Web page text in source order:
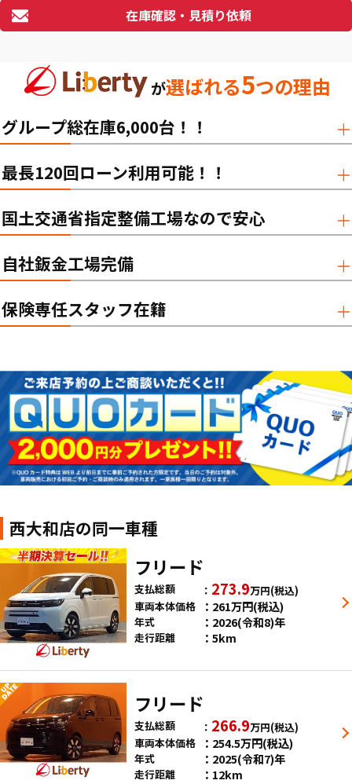
在庫確認・見積り依頼
が選ばれる5つの理由
グループ総在庫6,000台！！
最長120回ローン利用可能！！
国土交通省指定整備工場なので安心
自社鈑金工場完備
保険専任スタッフ在籍
西大和店の同一車種
フリード
支払総額 273.9万円(税込)
車両本体価格
261万円(税込)
年式 2026(令和8)年
走行距離 5km
フリード
支払総額 266.9万円(税込)
車両本体価格
254.5万円(税込)
年式 2025(令和7)年
走行距離 12km